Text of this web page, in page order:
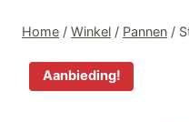
Home / Winkel / Pannen /
Aanbieding!